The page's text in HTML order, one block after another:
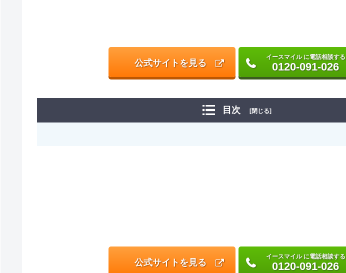
公式サイトを見る
イースマイル に電話相談する
0120-091-026
目次 [閉じる]
公式サイトを見る
イースマイル に電話相談する
0120-091-026